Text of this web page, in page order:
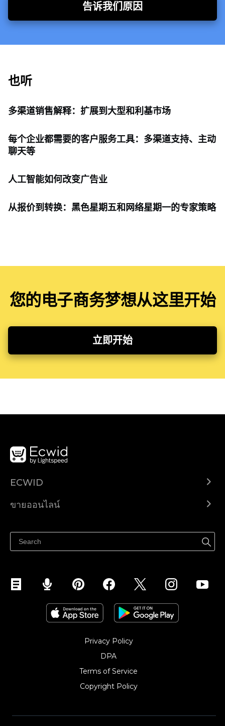
告诉我们原因
也听
多渠道销售解释：扩展到大型和利基市场
每个企业都需要的客户服务工具：多渠道支持、主动
聊天等
人工智能如何改变广告业
从报价到转换：黑色星期五和网络星期一的专家策略
您的电子商务梦想从这里开始
立即开始
ECWID
ราคา
ขายออนไลน์
ขายบนเฟสบุ๊ค
Privacy Policy
DPA
Terms of Service
Copyright Policy‎